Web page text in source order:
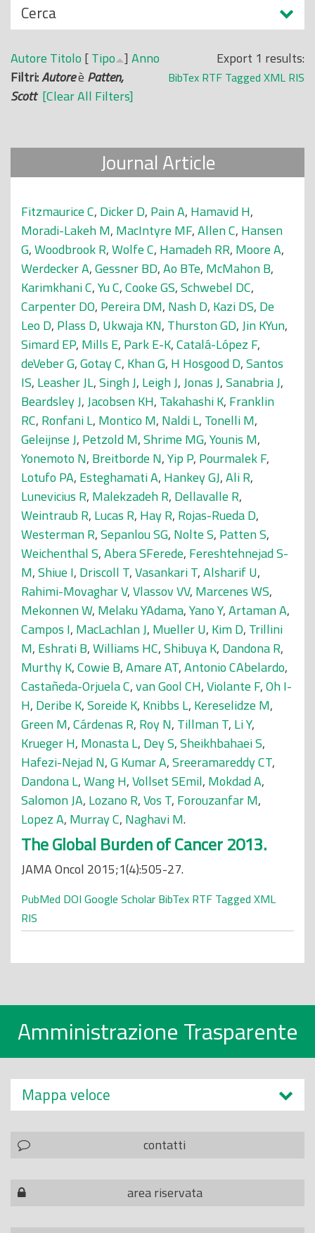
N
a
s
c
o
n
i
Cerca
Export 1 results:
BibTex RTF Tagged XML RIS
Autore Titolo [Tipo ] Anno
Filtri:Autoreè Patten,
Scott [Clear All Filters]
Journal Article
Fitzmaurice C, Dicker D, Pain A, Hamavid H,
Moradi-Lakeh M, MacIntyre MF,Allen C, Hansen
G,Woodbrook R,Wolfe C, Hamadeh RR, Moore A,
Werdecker A,Gessner BD,Ao BTe, McMahon B,
Karimkhani C,Yu C,Cooke GS,Schwebel DC,
Carpenter DO, Pereira DM, Nash D, Kazi DS, De
Leo D, Plass D, Ukwaja KN, Thurston GD,Jin KYun,
Simard EP, Mills E, Park E-K,Catalá-López F,
deVeber G,Gotay C, Khan G, H Hosgood D,Santos
IS, Leasher JL,Singh J, Leigh J,Jonas J,Sanabria J,
Beardsley J,Jacobsen KH, Takahashi K, Franklin
RC, Ronfani L, Montico M, Naldi L, Tonelli M,
Geleijnse J, Petzold M,Shrime MG,Younis M,
Yonemoto N, Breitborde N,Yip P, Pourmalek F,
Lotufo PA, Esteghamati A, Hankey GJ,Ali R,
Lunevicius R, Malekzadeh R, Dellavalle R,
Weintraub R, Lucas R, Hay R, Rojas-Rueda D,
Westerman R,Sepanlou SG, Nolte S, Patten S,
Weichenthal S,Abera SFerede, Fereshtehnejad S-
M,Shiue I, Driscoll T,Vasankari T,Alsharif U,
Rahimi-Movaghar V,Vlassov VV, Marcenes WS,
Mekonnen W, Melaku YAdama,Yano Y,Artaman A,
Campos I, MacLachlan J, Mueller U, Kim D, Trillini
M, Eshrati B,Williams HC,Shibuya K, Dandona R,
Murthy K,Cowie B,Amare AT,Antonio CAbelardo,
Castañeda-Orjuela C,van Gool CH,Violante F,Oh I-
H, Deribe K,Soreide K, Knibbs L, Kereselidze M,
Green M,Cárdenas R, Roy N, Tillman T, Li Y,
Krueger H, Monasta L, Dey S,Sheikhbahaei S,
Hafezi-Nejad N,G Kumar A,Sreeramareddy CT,
Dandona L,Wang H,Vollset SEmil, Mokdad A,
Salomon JA, Lozano R,Vos T, Forouzanfar M,
Lopez A, Murray C, Naghavi M.
The Global Burden of Cancer 2013.
JAMA Oncol 2015;1(4):505-27.
PubMed DOI Google Scholar BibTex RTF Tagged XML
RIS
Amministrazione Trasparente
Mappa veloce
contatti
area riservata